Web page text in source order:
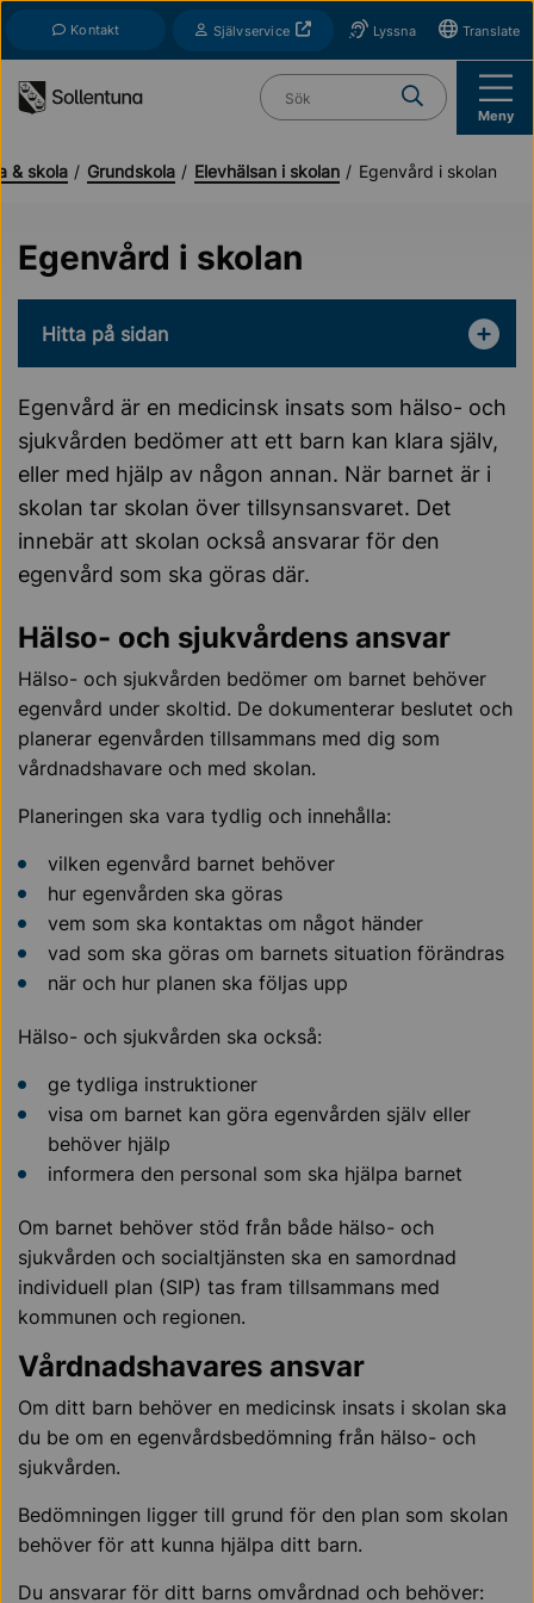
Kontakt SjälvserviceÖppnas i nytt fönsterLyssna Translate
Vad söker du?
Meny
& skola Grundskola Elevhälsan i skolan Egenvård i skolan
Egenvård i skolan
Hitta på sidan
Egenvård är en medicinsk insats som hälso- och
sjukvården bedömer att ett barn kan klara själv,
eller med hjälp av någon annan. När barnet är i
skolan tar skolan över tillsynsansvaret. Det
innebär att skolan också ansvarar för den
egenvård som ska göras där.
Hälso- och sjukvårdens ansvar
Hälso- och sjukvården bedömer om barnet behöver
egenvård under skoltid. De dokumenterar beslutet och
planerar egenvården tillsammans med dig som
vårdnadshavare och med skolan.
Planeringen ska vara tydlig och innehålla:
vilken egenvård barnet behöver
hur egenvården ska göras
vem som ska kontaktas om något händer
vad som ska göras om barnets situation förändras
när och hur planen ska följas upp
Hälso- och sjukvården ska också:
ge tydliga instruktioner
visa om barnet kan göra egenvården själv eller
behöver hjälp
informera den personal som ska hjälpa barnet
Om barnet behöver stöd från både hälso- och
sjukvården och socialtjänsten ska en samordnad
individuell plan (SIP) tas fram tillsammans med
kommunen och regionen.
Vårdnadshavares ansvar
Om ditt barn behöver en medicinsk insats i skolan ska
du be om en egenvårdsbedömning från hälso- och
sjukvården.
Bedömningen ligger till grund för den plan som skolan
behöver för att kunna hjälpa ditt barn.
Du ansvarar för ditt barns omvårdnad och behöver: